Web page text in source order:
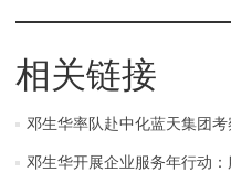
相关链接
邓生华率队赴中化蓝天集团
邓生华开展企业服务年行动